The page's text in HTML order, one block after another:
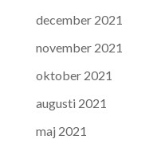
december 2021
november 2021
oktober 2021
augusti 2021
maj 2021